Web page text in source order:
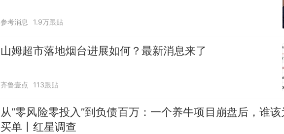
那个在床头放菜刀的女孩，因老师一句“跟我回家
参考消息 1.9万跟贴
山姆超市落地烟台进展如何？最新消息来了
齐鲁壹点 113跟贴
从“零风险零投入”到负债百万：一个养牛项目崩盘后，谁
买单丨红星调查